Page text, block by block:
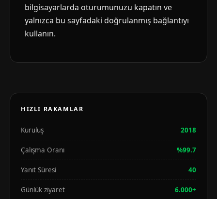
bilgisayarlarda oturumunuzu kapatın ve
yalnızca bu sayfadaki doğrulanmış bağlantıyı
kullanın.
HIZLI RAKAMLAR
Kuruluş 2018
Çalışma Oranı %99.7
Yanıt Süresi 40
Günlük ziyaret 6.000+